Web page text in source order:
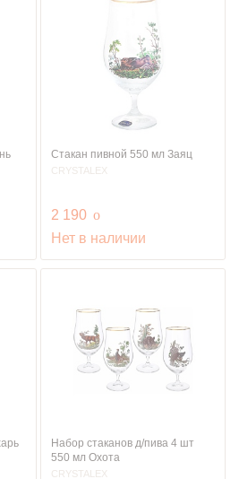
Стакан пивной 550 мл Заяц
CRYSTALEX
2 190 руб.
o
Нет в наличии
Набор стаканов д/пива 4 шт
550 мл Охота
CRYSTALEX